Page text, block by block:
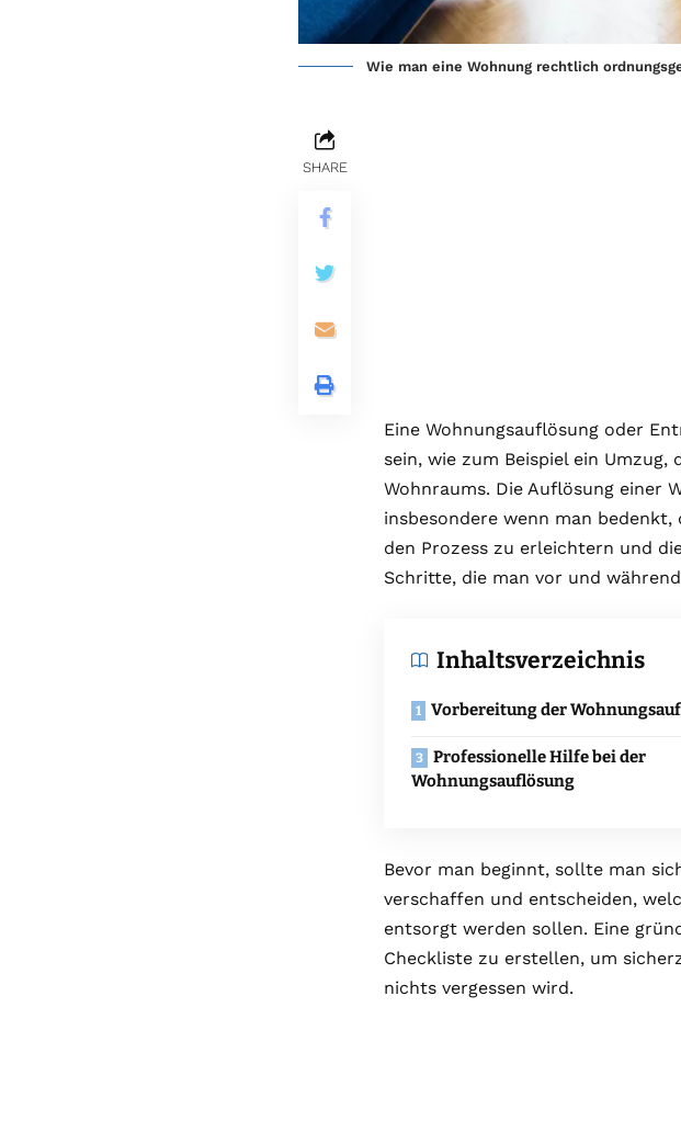
Wie man eine Wohnung rechtlich
SHARE
Eine Wohnungsauflösung oder
sein, wie zum Beispiel ein Umzug,
Wohnraums. Die Auflösung einer
insbesondere wenn man
den Prozess zu erleichtern und
Schritte, die man vor und
Inhaltsverzeichnis
Vorbereitung der
Professionelle Hilfe bei der
Wohnungsauflösung
Bevor man beginnt, sollte man
verschaffen und entscheiden,
entsorgt werden sollen. Eine
Checkliste zu erstellen, um
nichts vergessen wird.